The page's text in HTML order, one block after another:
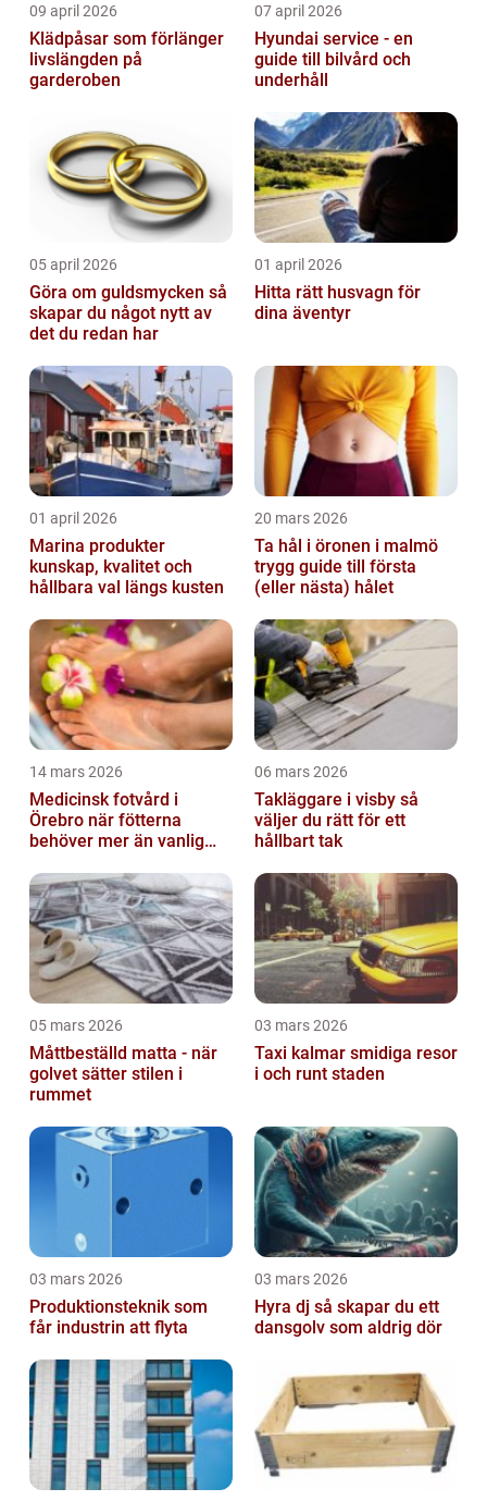
09 april 2026
Klädpåsar som förlänger
livslängden på
garderoben
07 april 2026
Hyundai service - en
guide till bilvård och
underhåll
05 april 2026
Göra om guldsmycken så
skapar du något nytt av
det du redan har
01 april 2026
Hitta rätt husvagn för
dina äventyr
01 april 2026
Marina produkter
kunskap, kvalitet och
hållbara val längs kusten
20 mars 2026
Ta hål i öronen i malmö
trygg guide till första
(eller nästa) hålet
14 mars 2026
Medicinsk fotvård i
Örebro när fötterna
behöver mer än vanlig
06 mars 2026
Takläggare i visby så
väljer du rätt för ett
hållbart tak
05 mars 2026
Måttbeställd matta - när
golvet sätter stilen i
rummet
03 mars 2026
Taxi kalmar smidiga resor
i och runt staden
03 mars 2026
Produktionsteknik som
får industrin att flyta
03 mars 2026
Hyra dj så skapar du ett
dansgolv som aldrig dör